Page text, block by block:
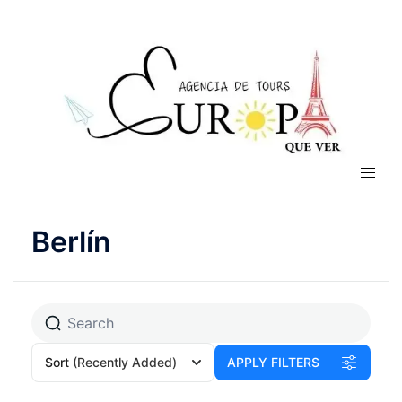
Berlín
Sort (Recently Added) APPLY FILTERS